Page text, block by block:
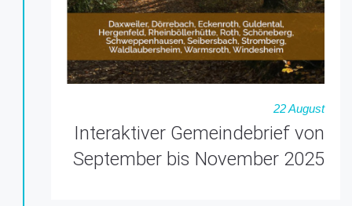
22 August
Interaktiver Gemeindebrief von
September bis November 2025